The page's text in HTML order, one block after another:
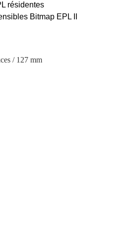
résidentes
Bitmap EPL II
/ 127 mm